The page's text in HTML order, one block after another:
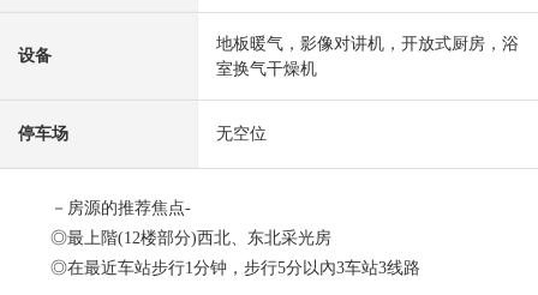
设备
地板暖气，影像对讲机，开放式厨房，浴
室换气干燥机
停车场 无空位
－房源的推荐焦点-
◎最上階(12楼部分)西北、东北采光房
◎在最近车站步行1分钟，步行5分以內3车站3线路